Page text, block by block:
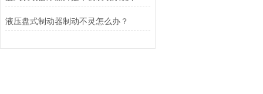
液压盘式制动器制动不灵怎么办？